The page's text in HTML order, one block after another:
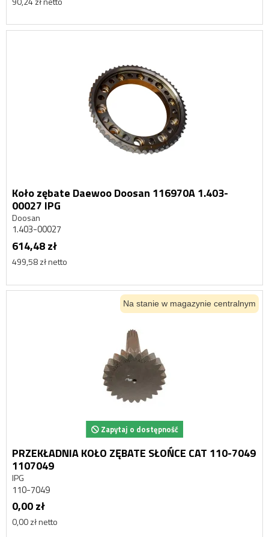
Koło zębate Daewoo Doosan 116970A 1.403-
00027 IPG
Doosan
1.403-00027
614,48 zł
499,58 zł netto
Na stanie w magazynie centralnym
Zapytaj o dostępność
PRZEKŁADNIA KOŁO ZĘBATE SŁOŃCE CAT 110-7049
1107049
IPG
110-7049
0,00 zł
0,00 zł netto